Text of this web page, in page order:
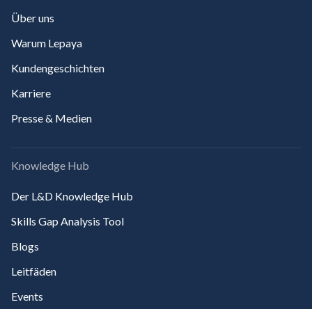
Über uns
Warum Lepaya
Kundengeschichten
Karriere
Presse & Medien
Knowledge Hub
Der L&D Knowledge Hub
Skills Gap Analysis Tool
Blogs
Leitfäden
Events